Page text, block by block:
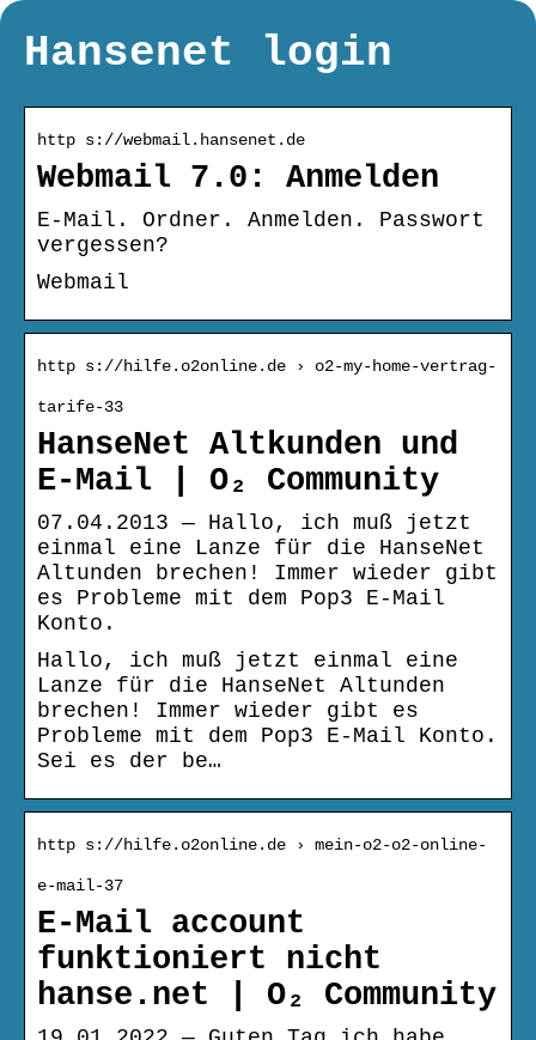
Hansenet login
http s://webmail.hansenet.de
Webmail 7.0: Anmelden
E-Mail. Ordner. Anmelden. Passwort
vergessen?
Webmail
http s://hilfe.o2online.de › o2-my-home-vertrag-
tarife-33
HanseNet Altkunden und
E-Mail | O₂ Community
07.04.2013 — Hallo, ich muß jetzt
einmal eine Lanze für die HanseNet
Altunden brechen! Immer wieder gibt
es Probleme mit dem Pop3 E-Mail
Konto.
Hallo, ich muß jetzt einmal eine
Lanze für die HanseNet Altunden
brechen! Immer wieder gibt es
Probleme mit dem Pop3 E-Mail Konto.
Sei es der be…
http s://hilfe.o2online.de › mein-o2-o2-online-
e-mail-37
E-Mail account
funktioniert nicht
hanse.net | O₂ Community